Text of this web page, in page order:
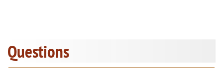
Questions